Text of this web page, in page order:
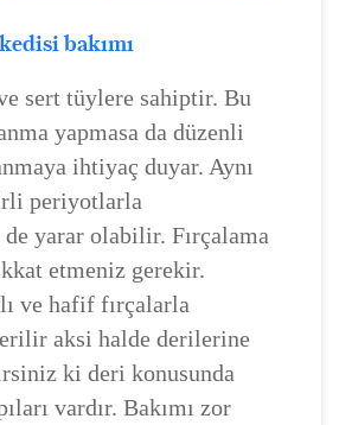
bakımı
ve sert tüylere sahiptir. Bu
yapmasa da düzenli
ihtiyaç duyar. Aynı
periyotlarla
yarar olabilir. Fırçalama
etmeniz gerekir.
ve hafif fırçalarla
aksi halde derilerine
ki deri konusunda
vardır. Bakımı zor